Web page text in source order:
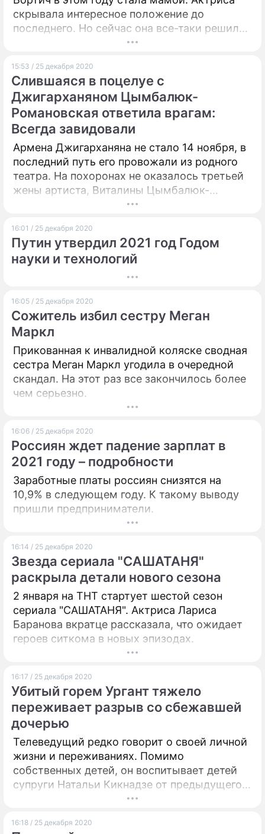
скрывала интересное положение до
последнего. Но сейчас она все-таки решила
показать, как выглядела во время
15:53 / 25 декабря 2020
Слившаяся в поцелуе с
Джигарханяном Цымбалюк-
Романовская ответила врагам:
Всегда завидовали
Армена Джигарханяна не стало 14 ноября, в
последний путь его провожали из родного
театра. На похоронах не оказалось третьей
жены артиста, Виталины Цымбалюк-
16:01 / 25 декабря 2020
Путин утвердил 2021 год Годом
науки и технологий
16:05 / 25 декабря 2020
Сожитель избил сестру Меган
Маркл
Прикованная к инвалидной коляске сводная
сестра Меган Маркл угодила в очередной
скандал. На этот раз все закончилось более
чем серьезно.
16:06 / 25 декабря 2020
Россиян ждет падение зарплат в
2021 году – подробности
Заработные платы россиян снизятся на
10,9% в следующем году. К такому выводу
пришли предприниматели.
16:14 / 25 декабря 2020
Звезда сериала "САШАТАНЯ"
раскрыла детали нового сезона
2 января на ТНТ стартует шестой сезон
сериала "САШАТАНЯ". Актриса Лариса
Баранова вкратце рассказала, что ожидает
героев ситкома в новых эпизодах.
16:17 / 25 декабря 2020
Убитый горем Ургант тяжело
переживает разрыв со сбежавшей
дочерью
Телеведущий редко говорит о своей личной
жизни и переживаниях. Помимо
собственных детей, он воспитывает детей
супруги Натальи Кикнадзе от предыдущего
брака. Однако его падчерица Эрика уже
16:18 / 25 декабря 2020